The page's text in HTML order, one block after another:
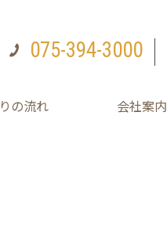
075-394-3000
の流れ 会社案内